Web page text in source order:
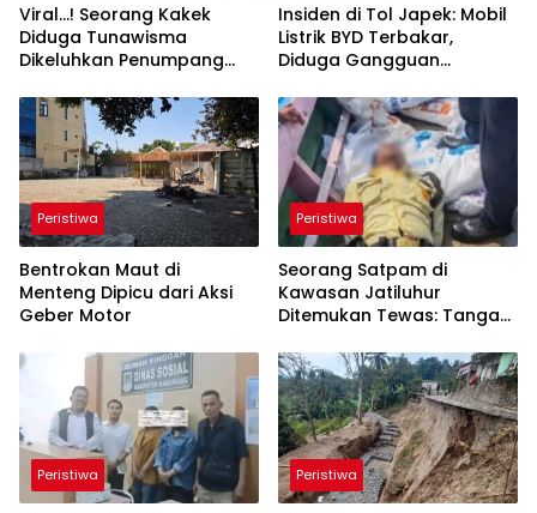
Viral…! Seorang Kakek
Diduga Tunawisma
Dikeluhkan Penumpang
TransJakarta Karena Bau
Badan
Insiden di Tol Japek: Mobil
Listrik BYD Terbakar,
Diduga Gangguan
Peristiwa
Bentrokan Maut di
Menteng Dipicu dari Aksi
Geber Motor
Peristiwa
Seorang Satpam di
Kawasan Jatiluhur
Ditemukan Tewas: Tangan
Dilakban, Polisi Usut Pelaku
Peristiwa Peristiwa